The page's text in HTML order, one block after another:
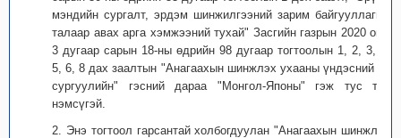
мэндийн сургалт, эрдэм шинжилгээний зарим байгууллагын
талаар авах арга хэмжээний тухай" Засгийн газрын 2020 оны
3 дугаар сарын 18-ны өдрийн 98 дугаар тогтоолын 1, 2, 3, 4,
5, 6, 8 дах заалтын "Анагаахын шинжлэх ухааны үндэсний их
сургуулийн" гэсний дараа "Монгол-Японы" гэж тус тус
нэмсүгэй.
2. Энэ тогтоол гарсантай холбогдуулан "Анагаахын шинжлэх